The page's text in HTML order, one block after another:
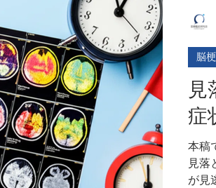
症
本稿
見落
が見
脳